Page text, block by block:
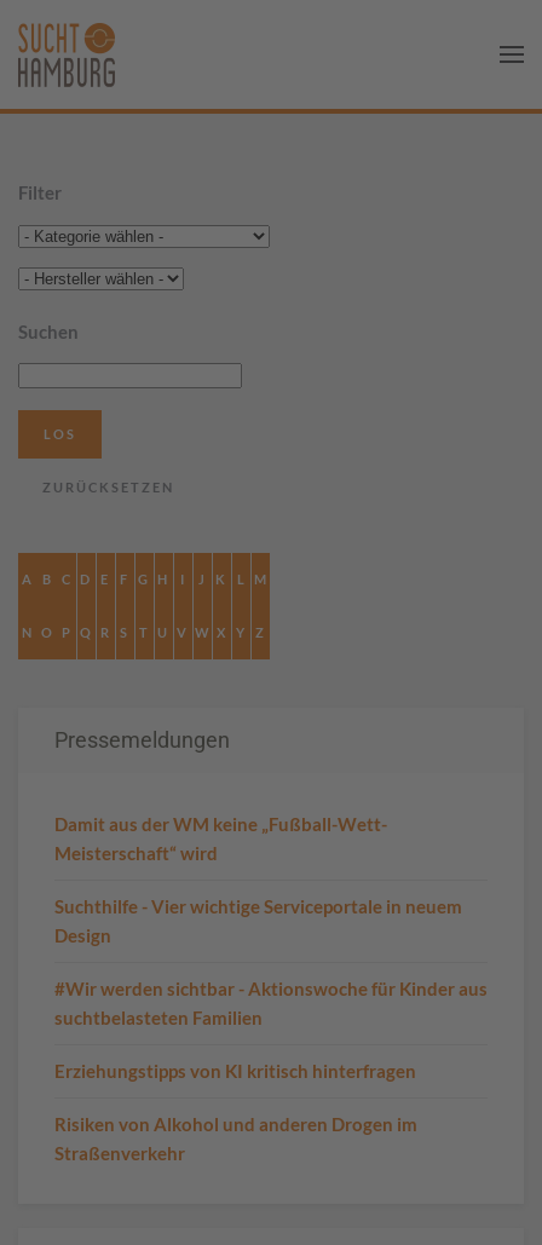
Filter
Suchen
A B C D E F G H I J K L M
N O P Q R S T U V W X Y Z
Pressemeldungen
Damit aus der WM keine „Fußball-Wett-
Meisterschaft“ wird
Suchthilfe - Vier wichtige Serviceportale in neuem
Design
#Wir werden sichtbar - Aktionswoche für Kinder aus
suchtbelasteten Familien
Erziehungstipps von KI kritisch hinterfragen
Risiken von Alkohol und anderen Drogen im
Straßenverkehr